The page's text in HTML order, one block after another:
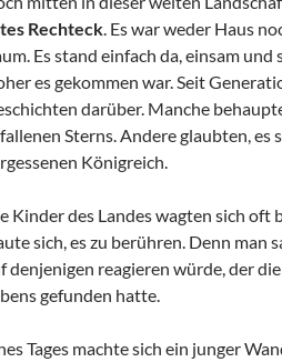
Rechteck. Es war weder Haus
Es stand einfach da, einsam
es gekommen war. Seit
darüber. Manche
Sterns. Andere glaubten, es
Königreich.
Kinder des Landes wagten sich oft
sich, es zu berühren. Denn man
denjenigen reagieren würde, der
gefunden hatte.
Tages machte sich ein junger